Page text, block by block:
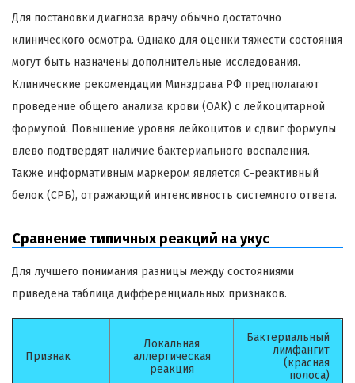
Для постановки диагноза врачу обычно достаточно
клинического осмотра. Однако для оценки тяжести состояния
могут быть назначены дополнительные исследования.
Клинические рекомендации Минздрава РФ предполагают
проведение общего анализа крови (ОАК) с лейкоцитарной
формулой. Повышение уровня лейкоцитов и сдвиг формулы
влево подтвердят наличие бактериального воспаления.
Также информативным маркером является С-реактивный
белок (СРБ), отражающий интенсивность системного ответа.
Сравнение типичных реакций на укус
Для лучшего понимания разницы между состояниями
приведена таблица дифференциальных признаков.
Признак
Локальная
аллергическая
реакция
Бактериальный
лимфангит
(красная
полоса)